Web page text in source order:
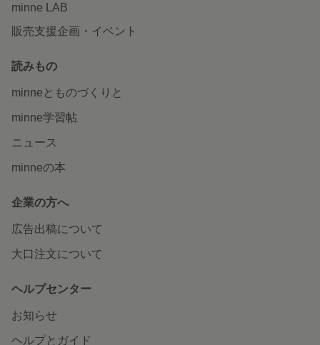
minne LAB
販売支援企画・イベント
読みもの
minneとものづくりと
minne学習帖
ニュース
minneの本
企業の方へ
広告出稿について
大口注文について
ヘルプセンター
お知らせ
ヘルプとガイド